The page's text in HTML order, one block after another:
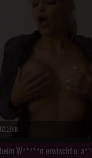
W*****n erwischt u.